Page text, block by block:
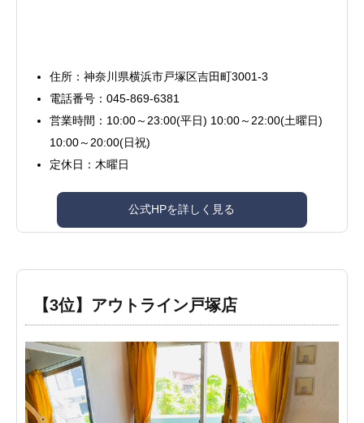
住所：神奈川県横浜市戸塚区吉田町3001-3
電話番号：045-869-6381
営業時間：10:00～23:00(平日) 10:00～22:00(土曜日)
10:00～20:00(日祝)
定休日：木曜日
公式HPを詳しく見る
【3位】アウトライン戸塚店